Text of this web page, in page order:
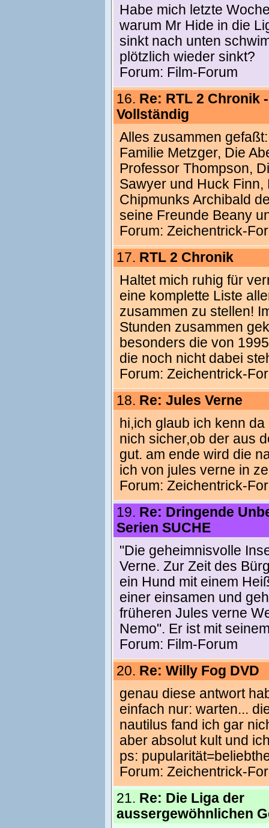
Habe mich letzte
warum Mr Hide in die
sinkt nach unten
plötzlich wieder sinkt?
Forum: Film-Forum
16. Re: RTL 2 Chronik
Vollständig
Alles zusammen
Familie Metzger, Die
Professor Thompson,
Sawyer und Huck Finn,
Chipmunks Archibald
seine Freunde Beany
Forum: Zeichentrick-
17. RTL 2 Chronik
Haltet mich ruhig für
eine komplette Liste
zusammen zu stellen!
Stunden zusammen
besonders die von
die noch nicht dabei
Forum: Zeichentrick-
18. Re: Jules Verne
hi,ich glaub ich kenn
nich sicher,ob der aus
gut. am ende wird die
ich von jules verne in
Forum: Zeichentrick-
19. Re: Dringende
Serien SUCHE
"Die geheimnisvolle
Verne. Zur Zeit des
ein Hund mit einem
einer einsamen und
früheren Jules verne
Nemo". Er ist mit
Forum: Film-Forum
20. Re: Willy Fog DVD
genau diese antwort
einfach nur: warten...
nautilus fand ich gar
aber absolut kult und
ps:
Forum: Zeichentrick-
21. Re: Die Liga der
aussergewöhnlichen